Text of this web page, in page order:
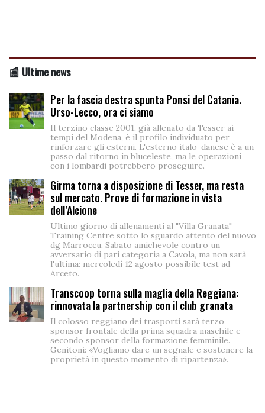
📰 Ultime news
Per la fascia destra spunta Ponsi del Catania.
Urso-Lecco, ora ci siamo
Il terzino classe 2001, già allenato da Tesser ai
tempi del Modena, è il profilo individuato per
rinforzare gli esterni. L'esterno italo-danese è a un
passo dal ritorno in bluceleste, ma le operazioni
con i lombardi potrebbero proseguire.
Girma torna a disposizione di Tesser, ma resta
sul mercato. Prove di formazione in vista
dell’Alcione
Ultimo giorno di allenamenti al "Villa Granata"
Training Centre sotto lo sguardo attento del nuovo
dg Marroccu. Sabato amichevole contro un
avversario di pari categoria a Cavola, ma non sarà
l'ultima: mercoledì 12 agosto possibile test ad
Arceto.
Transcoop torna sulla maglia della Reggiana:
rinnovata la partnership con il club granata
Il colosso reggiano dei trasporti sarà terzo
sponsor frontale della prima squadra maschile e
secondo sponsor della formazione femminile.
Genitoni: «Vogliamo dare un segnale e sostenere la
proprietà in questo momento di ripartenza».